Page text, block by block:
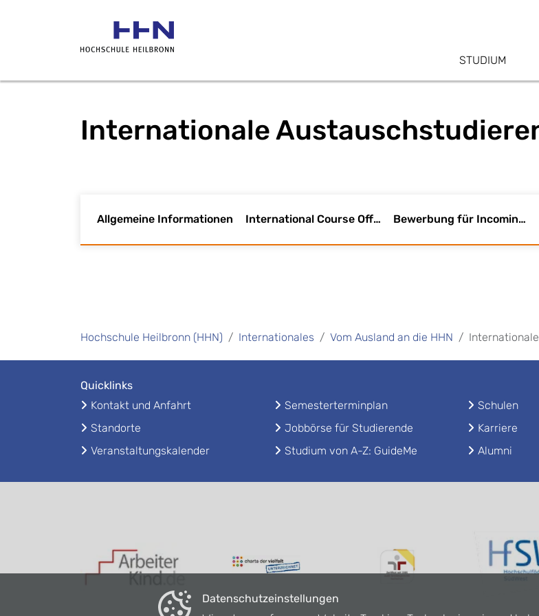
STUDIUM
Internationale
Allgemeine Informationen International Course Offer Campus Künzelsau Bewerbung für Incomings
Hochschule Heilbronn (HHN) Internationales Vom Ausland an die HHN
Quicklinks
Kontakt und Anfahrt
Standorte
Veranstaltungskalender
Semesterterminplan
Jobbörse für Studierende
Studium von A-Z: GuideMe
Schulen
Karriere
Alumni
Datenschutzeinstellungen